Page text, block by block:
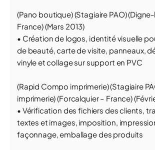
(Pano boutique) (Stagiaire PAO)
France) (Mars 2013)
• Création de logos, identité visuelle
de beauté, carte de visite, panneaux,
vinyle et collage sur support en PVC
(Rapid Compo imprimerie) (Stagiaire
imprimerie) (Forcalquier – France)
• Vérification des fichiers des clients,
textes et images, imposition,
façonnage, emballage des produits